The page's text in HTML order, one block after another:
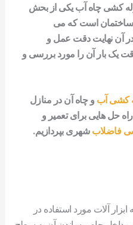
کشی چاه آب یکی از بحش
است که می
آن نهایت دقت عمل و
یک بار آن را مورد بررسی و
کشی آب و چاه آن در منازل
حل هایی برای تعمیر و
فاضلاب شهری بپردازیم.
آلات مورد استفاده در